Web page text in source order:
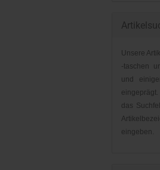
Unsere
-taschen
und
das
eingeben.